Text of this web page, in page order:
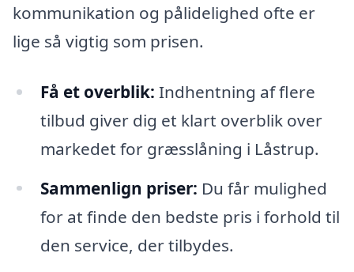
kommunikation og pålidelighed ofte er
lige så vigtig som prisen.
Få et overblik: Indhentning af flere
tilbud giver dig et klart overblik over
markedet for græsslåning i Låstrup.
Sammenlign priser: Du får mulighed
for at finde den bedste pris i forhold til
den service, der tilbydes.